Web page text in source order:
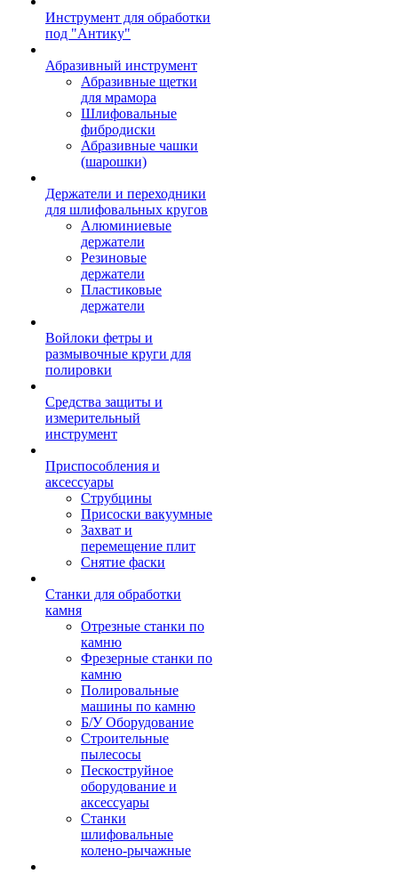
Инструмент для обработки
под "Антику"
Абразивный инструмент
Абразивные щетки
для мрамора
Шлифовальные
фибродиски
Абразивные чашки
(шарошки)
Держатели и переходники
для шлифовальных кругов
Алюминиевые
держатели
Резиновые
держатели
Пластиковые
держатели
Войлоки фетры и
размывочные круги для
полировки
Средства защиты и
измерительный
инструмент
Приспособления и
аксессуары
Струбцины
Присоски вакуумные
Захват и
перемещение плит
Снятие фаски
Станки для обработки
камня
Отрезные станки по
камню
Фрезерные станки по
камню
Полировальные
машины по камню
Б/У Оборудование
Строительные
пылесосы
Пескоструйное
оборудование и
аксессуары
Станки
шлифовальные
колено-рычажные